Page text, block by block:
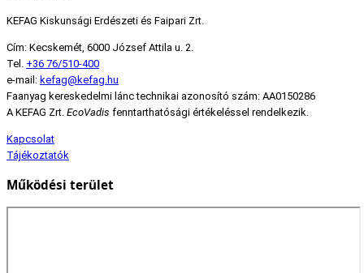
KEFAG Kiskunsági Erdészeti és Faipari Zrt.
Cím: Kecskemét, 6000 József Attila u. 2.
Tel. +36 76/510-400
e-mail: kefag@kefag.hu
Faanyag kereskedelmi lánc technikai azonosító szám: AA0150286
A KEFAG Zrt. EcoVadis fenntarthatósági értékeléssel rendelkezik.
Kapcsolat
Tájékoztatók
Működési terület